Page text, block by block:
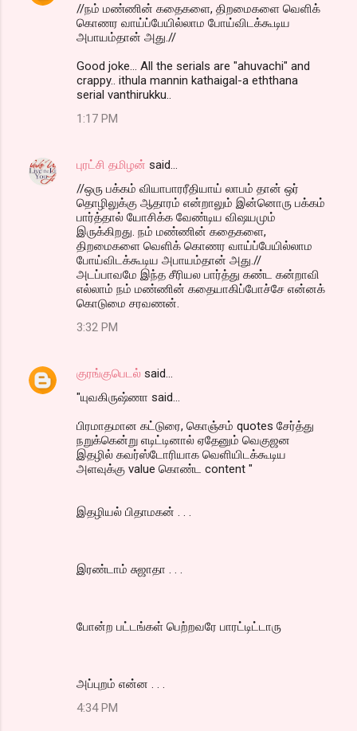
//நம் மண்ணின் கதைகளை, திறமைகளை வெளிக்
கொணர வாய்ப்பேயில்லாம போய்விடக்கூடிய
அபாயம்தான் அது.//
Good joke... All the serials are "ahuvachi" and
crappy.. ithula mannin kathaigal-a eththana
serial vanthirukku..
1:17 PM
புரட்சி தமிழன் said…
//ஒரு பக்கம் வியாபாரரீதியாய் லாபம் தான் ஒர்
தொழிலுக்கு ஆதாரம் என்றாலும் இன்னொரு பக்கம்
பார்த்தால் யோசிக்க வேண்டிய விஷயமும்
இருக்கிறது. நம் மண்ணின் கதைகளை,
திறமைகளை வெளிக் கொணர வாய்ப்பேயில்லாம
போய்விடக்கூடிய அபாயம்தான் அது.//
அடப்பாவமே இந்த சீரியல பார்த்து கண்ட கன்றாவி
எல்லாம் நம் மண்ணின் கதையாகிப்போச்சே என்னக்
கொடுமை சரவணன்.
3:32 PM
குரங்குபெடல் said…
"யுவகிருஷ்ணா said...
பிரமாதமான கட்டுரை, கொஞ்சம் quotes சேர்த்து
நறுக்கென்று எடிட்டினால் ஏதேனும் வெகுஜன
இதழில் கவர்ஸ்டோரியாக வெளியிடக்கூடிய
அளவுக்கு value கொண்ட content "
இதழியல் பிதாமகன் . . .
இரண்டாம் சுஜாதா . . .
போன்ற பட்டங்கள் பெற்றவரே பாரட்டிட்டாரு
அப்புறம் என்ன . . .
4:34 PM